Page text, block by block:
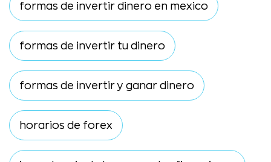
formas de invertir dinero en mexico
formas de invertir tu dinero
formas de invertir y ganar dinero
horarios de forex